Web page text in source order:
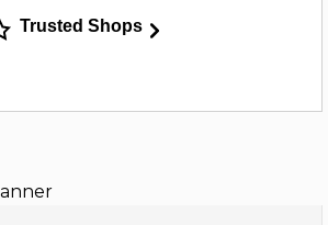
Trusted Shops